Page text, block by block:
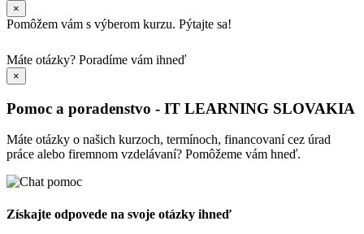
×
Pomôžem vám s výberom kurzu. Pýtajte sa!
Máte otázky? Poradíme vám ihneď
×
Pomoc a poradenstvo - IT LEARNING SLOVAKIA
Máte otázky o našich kurzoch, termínoch, financovaní cez úrad
práce alebo firemnom vzdelávaní? Pomôžeme vám hneď.
Získajte odpovede na svoje otázky ihneď